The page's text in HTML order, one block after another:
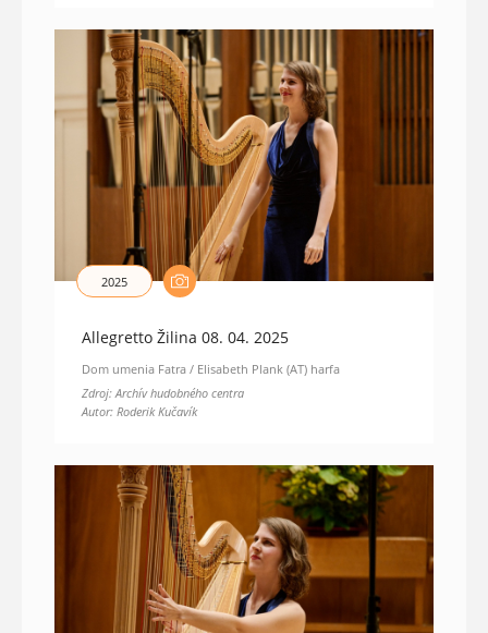
2025
Allegretto Žilina 08. 04. 2025
Dom umenia Fatra / Elisabeth Plank (AT) harfa
Zdroj: Archív hudobného centra
Autor: Roderik Kučavík